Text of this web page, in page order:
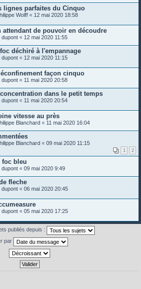
lignes parfaites du Cinquo
Wolff « 12 mai 2020 18:58
attendant de pouvoir en découdre
dupont « 12 mai 2020 11:55
déchiré à l'empannage
dupont « 12 mai 2020 11:15
façon cinquo
dupont « 11 mai 2020 20:58
dans le petit temps
dupont « 11 mai 2020 20:54
vitesse au près
Blanchard « 11 mai 2020 16:04
Blanchard « 09 mai 2020 11:15
1 2
foc bleu
dupont « 09 mai 2020 9:49
fleche
dupont « 06 mai 2020 20:45
dupont « 05 mai 2020 17:25
publiés depuis :
par